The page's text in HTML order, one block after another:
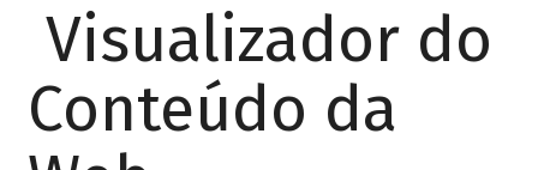
Visualizador do
Conteúdo da